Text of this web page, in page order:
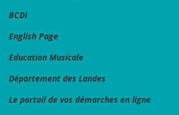
BCDI
English Page
Education Musicale
Département des Landes
Le portail de vos démarches en ligne